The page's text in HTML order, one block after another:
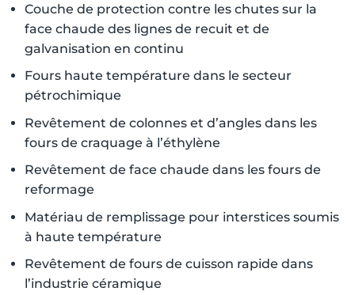
Couche de protection contre les chutes sur la
face chaude des lignes de recuit et de
galvanisation en continu
Fours haute température dans le secteur
pétrochimique
Revêtement de colonnes et d’angles dans les
fours de craquage à l’éthylène
Revêtement de face chaude dans les fours de
reformage
Matériau de remplissage pour interstices soumis
à haute température
Revêtement de fours de cuisson rapide dans
l’industrie céramique